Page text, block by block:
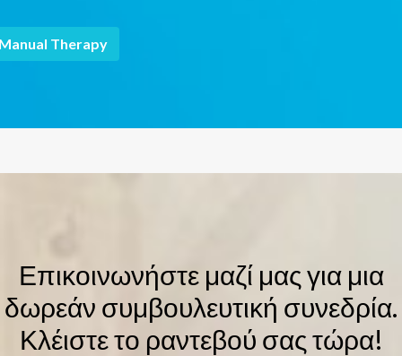
Therapy
Επικοινωνήστε μαζί μας για μια
δωρεάν συμβουλευτική συνεδρία.
Κλέιστε το ραντεβού σας τώρα!